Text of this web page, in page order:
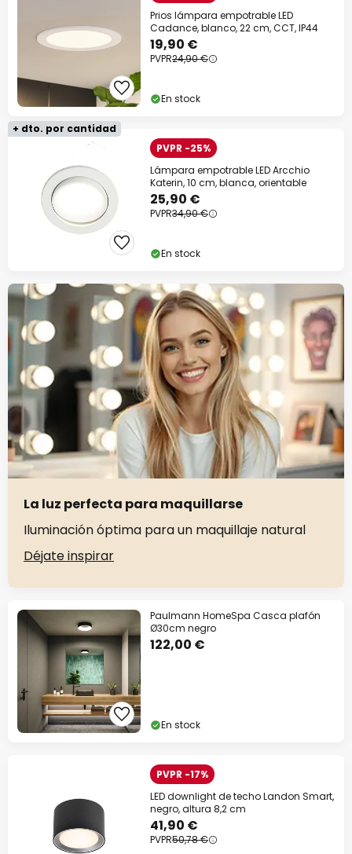
Prios lámpara empotrable LED
Cadance, blanco, 22 cm, CCT, IP44
19,90 €
PVPR24,90 €
En stock
+ dto. por cantidad
PVPR -25%
Lámpara empotrable LED Arcchio
Katerin, 10 cm, blanca, orientable
25,90 €
PVPR34,90 €
En stock
La luz perfecta para maquillarse
Iluminación óptima para un maquillaje natural
Déjate inspirar
Paulmann HomeSpa Casca plafón
Ø30cm negro
122,00 €
En stock
PVPR -17%
LED downlight de techo Landon Smart,
negro, altura 8,2 cm
41,90 €
PVPR50,78 €